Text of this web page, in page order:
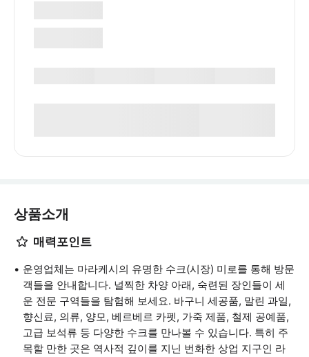
상품소개
매력포인트
운영업체는 마라케시의 유명한 수크(시장) 미로를 통해 방문
객들을 안내합니다. 널찍한 차양 아래, 숙련된 장인들이 세
운 전문 구역들을 탐험해 보세요. 바구니 세공품, 말린 과일,
향신료, 의류, 양모, 베르베르 카펫, 가죽 제품, 철제 공예품,
고급 보석류 등 다양한 수크를 만나볼 수 있습니다. 특히 주
목할 만한 곳은 역사적 깊이를 지닌 번화한 상업 지구인 라